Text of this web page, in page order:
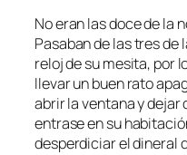
No eran las doce de la
Pasaban de las tres de
reloj de su mesita, por
llevar un buen rato
abrir la ventana y dejar
entrase en su
desperdiciar el dineral